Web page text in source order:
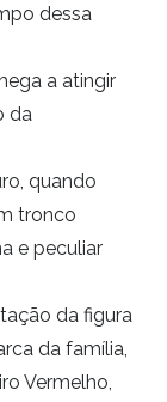
dessa
a atingir
da
quando
tronco
e peculiar
da figura
da família,
Vermelho,